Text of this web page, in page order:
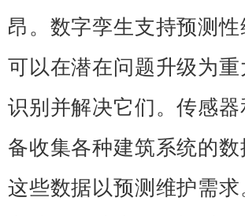
昂。数字孪生支持预测性
可以在潜在问题升级为
识别并解决它们。传感
备收集各种建筑系统的
这些数据以预测维护需